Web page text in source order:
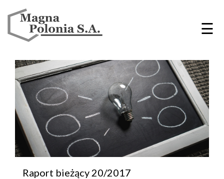
☰
Raport bieżący 20/2017